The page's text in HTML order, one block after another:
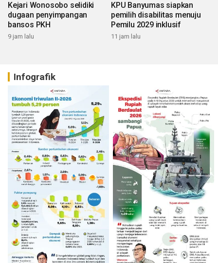
Kejari Wonosobo selidiki
dugaan penyimpangan
bansos PKH
9 jam lalu
KPU Banyumas siapkan
pemilih disabilitas menuju
Pemilu 2029 inklusif
11 jam lalu
Infografik